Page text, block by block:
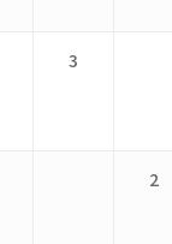
3
2